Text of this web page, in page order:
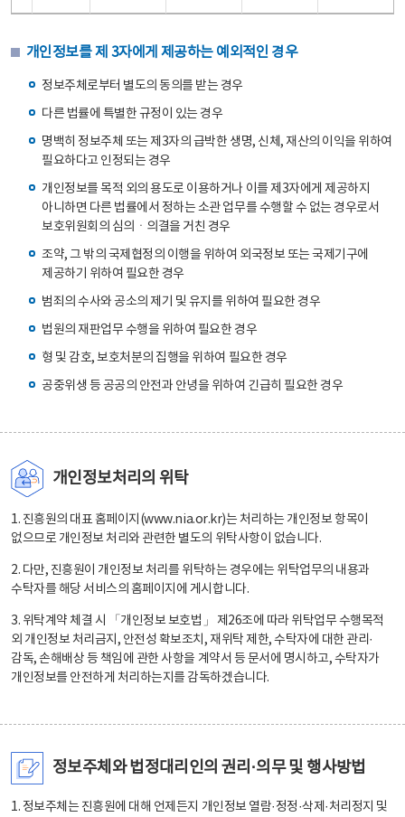
개인정보를 제 3자에게 제공하는 예외적인 경우
정보주체로부터 별도의 동의를 받는 경우
다른 법률에 특별한 규정이 있는 경우
명백히 정보주체 또는 제3자의 급박한 생명, 신체, 재산의 이익을 위하여
필요하다고 인정되는 경우
개인정보를 목적 외의 용도로 이용하거나 이를 제3자에게 제공하지
아니하면 다른 법률에서 정하는 소관 업무를 수행할 수 없는 경우로서
보호위원회의 심의ㆍ의결을 거친 경우
조약, 그 밖의 국제협정의 이행을 위하여 외국정보 또는 국제기구에
제공하기 위하여 필요한 경우
범죄의 수사와 공소의 제기 및 유지를 위하여 필요한 경우
법원의 재판업무 수행을 위하여 필요한 경우
형 및 감호, 보호처분의 집행을 위하여 필요한 경우
공중위생 등 공공의 안전과 안녕을 위하여 긴급히 필요한 경우
개인정보처리의 위탁
1. 진흥원의 대표 홈페이지(www.nia.or.kr)는 처리하는 개인정보 항목이
없으므로 개인정보 처리와 관련한 별도의 위탁사항이 없습니다.
2. 다만, 진흥원이 개인정보 처리를 위탁하는 경우에는 위탁업무의 내용과
수탁자를 해당 서비스의 홈페이지에 게시합니다.
3. 위탁계약 체결 시 「개인정보 보호법」 제26조에 따라 위탁업무 수행목적
외 개인정보 처리금지, 안전성 확보조치, 재위탁 제한, 수탁자에 대한 관리·
감독, 손해배상 등 책임에 관한 사항을 계약서 등 문서에 명시하고, 수탁자가
개인정보를 안전하게 처리하는지를 감독하겠습니다.
정보주체와 법정대리인의 권리·의무 및 행사방법
1. 정보주체는 진흥원에 대해 언제든지 개인정보 열람·정정·삭제·처리정지 및